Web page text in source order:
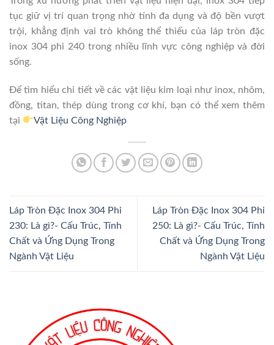
tục giữ vị trí quan trọng nhờ tính đa dụng và độ bền vượt
trội, khẳng định vai trò không thể thiếu của láp tròn đặc
inox 304 phi 240 trong nhiều lĩnh vực công nghiệp và đời
sống.
Để tìm hiểu chi tiết về các vật liệu kim loại như inox, nhôm,
đồng, titan, thép dùng trong cơ khí, bạn có thể xem thêm
tại
Vật Liệu Công Nghiệp
Láp Tròn Đặc Inox 304 Phi
230: Là gì?- Cấu Trúc, Tính
Chất và Ứng Dụng Trong
Ngành Vật Liệu
Láp Tròn Đặc Inox 304 Phi
250: Là gì?- Cấu Trúc, Tính
Chất và Ứng Dụng Trong
Ngành Vật Liệu